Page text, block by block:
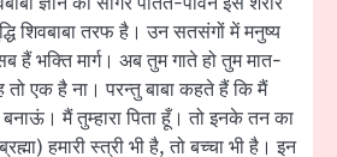
शिवबाबा तरफ है। उन सतसंगों में मनुष्य
हैं भक्ति मार्ग। अब तुम गाते हो तुम मात-
एक है ना। परन्तु बाबा कहते हैं कि मैं
मैं तुम्हारा पिता हूँ। तो इनके तन का
हमारी स्त्री भी है, तो बच्चा भी है। इन